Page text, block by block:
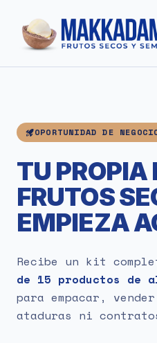
OPORTUNIDAD DE
TU PROPIA
FRUTOS
EMPIEZA
Recibe un kit
de 15 productos de
para empacar,
ataduras ni